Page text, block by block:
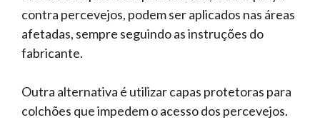
contra percevejos, podem ser aplicados nas áreas
afetadas, sempre seguindo as instruções do
fabricante.
Outra alternativa é utilizar capas protetoras para
colchões que impedem o acesso dos percevejos.